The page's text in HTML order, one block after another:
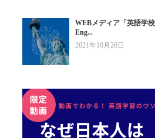
WEBメディア「英語学
Eng...
2021年10月26日